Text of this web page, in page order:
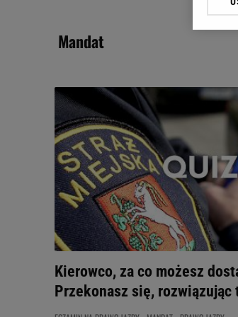
mandat
Kierowco, za co możesz
Przekonasz się, rozwiązując
My,